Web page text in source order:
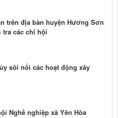
trên địa bàn huyện Hương Sơn
tra các chi hội
sôi nổi các hoạt động xây
Nghề nghiệp xã Yên Hòa